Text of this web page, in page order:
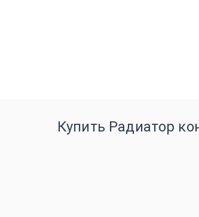
Купить Радиатор